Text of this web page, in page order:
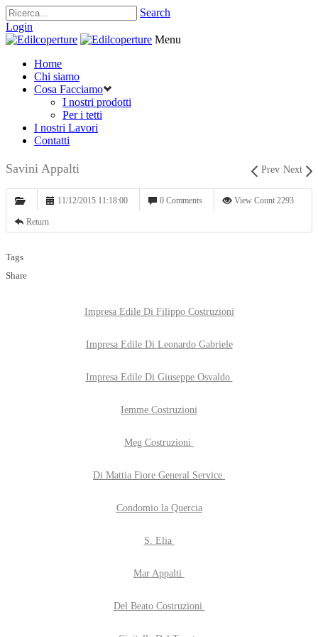
Search
Login
Menu
Home
Chi siamo
Cosa Facciamo
I nostri prodotti
Per i tetti
I nostri Lavori
Contatti
Prev Next
Savini Appalti
11/12/2015 11:18:00 0 Comments View Count 2293
Return
Tags
Share
Impresa Edile Di Filippo Costruzioni
Impresa Edile Di Leonardo Gabriele
Impresa Edile Di Giuseppe Osvaldo
Iemme Costruzioni
Meg Costruzioni
Di Mattia Fiore General Service
Condomio la Quercia
S. Elia
Mar Appalti
Del Beato Costruzioni